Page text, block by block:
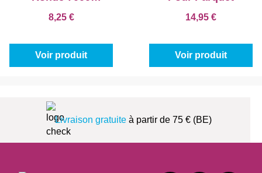
8,25 €
Voir produit
14,95 €
Voir produit
Livraison gratuiteà partir de 75 € (BE)